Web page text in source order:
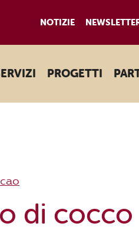
NOTIZIE
PROGETTI
di cocco